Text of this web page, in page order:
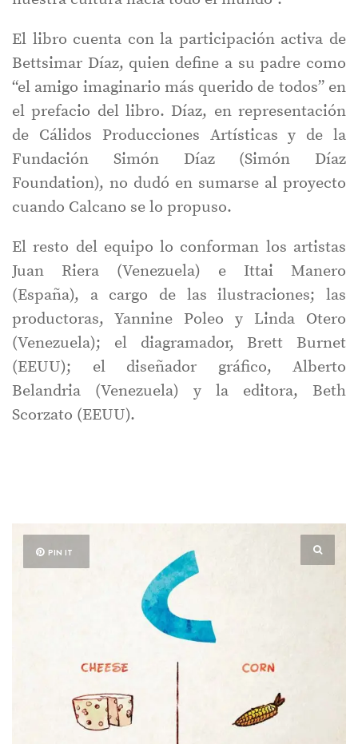
El libro cuenta con la participación activa de
Bettsimar Díaz, quien define a su padre como
“el amigo imaginario más querido de todos” en
el prefacio del libro. Díaz, en representación
de Cálidos Producciones Artísticas y de la
Fundación Simón Díaz (Simón Díaz
Foundation), no dudó en sumarse al proyecto
cuando Calcano se lo propuso.
El resto del equipo lo conforman los artistas
Juan Riera (Venezuela) e Ittai Manero
(España), a cargo de las ilustraciones; las
productoras, Yannine Poleo y Linda Otero
(Venezuela); el diagramador, Brett Burnet
(EEUU); el diseñador gráfico, Alberto
Belandria (Venezuela) y la editora, Beth
Scorzato (EEUU).
PIN IT